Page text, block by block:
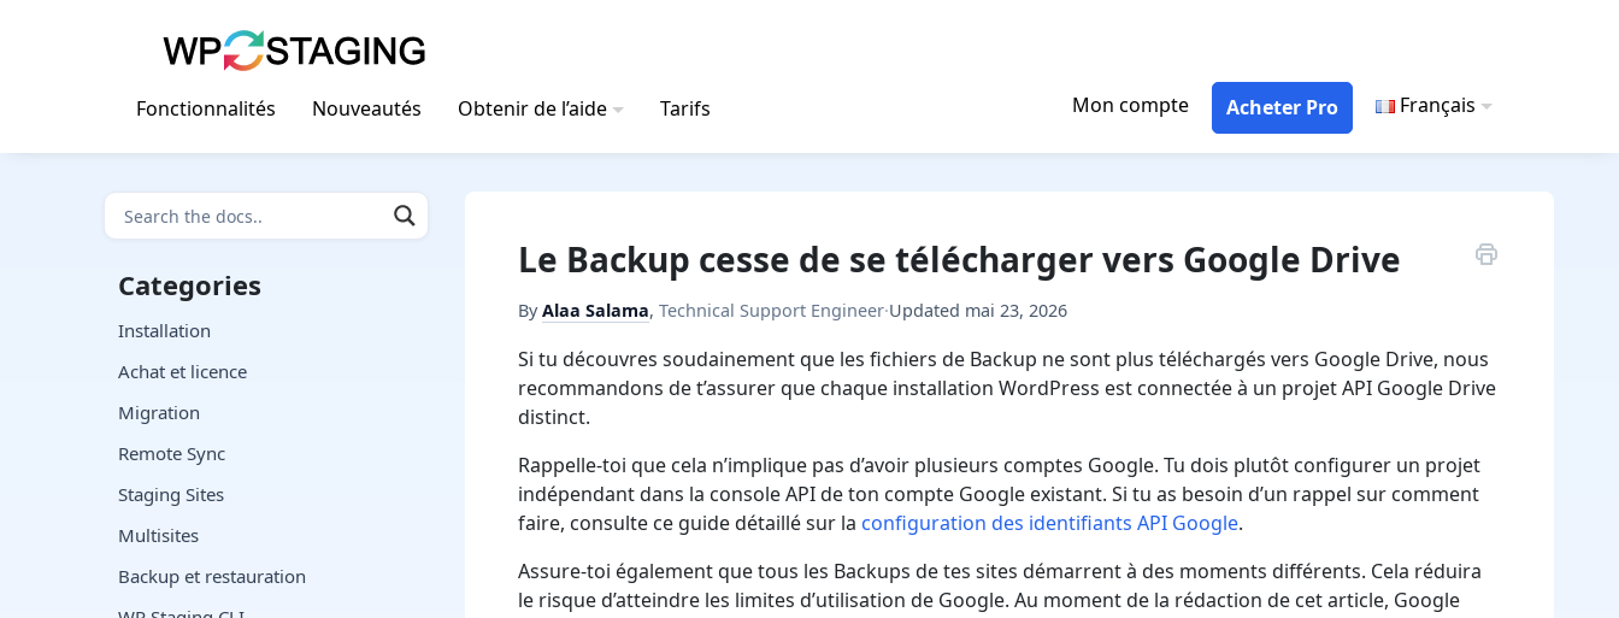
Fonctionnalités
Nouveautés Obtenir de l’aide Tarifs Mon compte Acheter Pro Français
Le Backup cesse de se télécharger vers Google Drive
ByAlaa Salama,Technical Support Engineer·Updated mai 23, 2026
Si tu découvres soudainement que les fichiers de Backup ne sont plus téléchargés vers Google Drive, nous
recommandons de t’assurer que chaque installation WordPress est connectée à un projet API Google Drive
distinct.
Rappelle-toi que cela n’implique pas d’avoir plusieurs comptes Google. Tu dois plutôt configurer un projet
indépendant dans la console API de ton compte Google existant. Si tu as besoin d’un rappel sur comment
faire, consulte ce guide détaillé sur la configuration des identifiants API Google.
Assure-toi également que tous les Backups de tes sites démarrent à des moments différents. Cela réduira
le risque d’atteindre les limites d’utilisation de Google. Au moment de la rédaction de cet article, Google
Categories
Installation
Achat et licence
Migration
Remote Sync
Staging Sites
Multisites
Backup et restauration